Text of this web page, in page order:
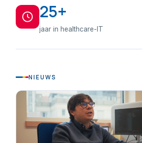
25+
jaar in healthcare-IT
NIEUWS